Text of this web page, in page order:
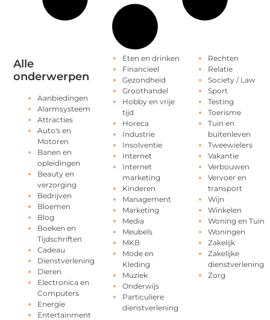
Alle
onderwerpen
Aanbiedingen
Alarmsysteem
Attracties
Auto's en
Motoren
Banen en
opleidingen
Beauty en
verzorging
Bedrijven
Bloemen
Blog
Boeken en
Tijdschriften
Cadeau
Dienstverlening
Dieren
Electronica en
Computers
Energie
Entertainment
Eten en drinken
Financieel
Gezondheid
Groothandel
Hobby en vrije
tijd
Horeca
Industrie
Insolventie
Internet
Internet
marketing
Kinderen
Management
Marketing
Media
Meubels
MKB
Mode en
Kleding
Muziek
Onderwijs
Particuliere
dienstverlening
Rechten
Relatie
Society / Law
Sport
Testing
Toerisme
Tuin en
buitenleven
Tweewielers
Vakantie
Verbouwen
Vervoer en
transport
Wijn
Winkelen
Woning en Tuin
Woningen
Zakelijk
Zakelijke
dienstverlening
Zorg